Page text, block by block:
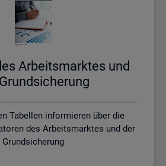
Ar­beits­mark­tes und
Tabellen informieren über die
des Arbeitsmarktes und der
Grundsicherung